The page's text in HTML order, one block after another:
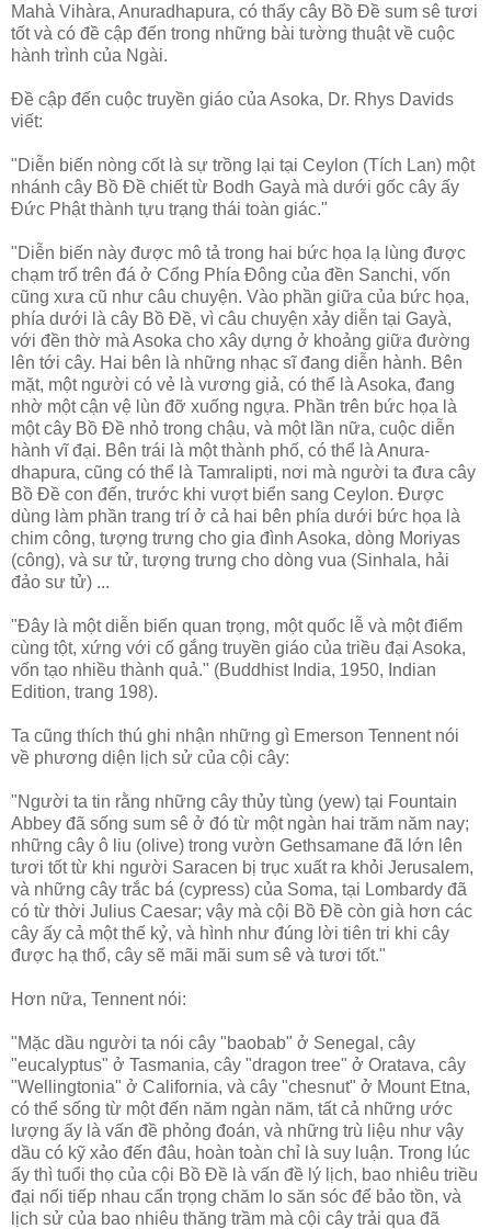
Mahà Vihàra, Anuradhapura, có thấy cây Bồ Ðề sum sê tươi
tốt và có đề cập đến trong những bài tường thuật về cuộc
hành trình của Ngài.
Ðề cập đến cuộc truyền giáo của Asoka, Dr. Rhys Davids
viết:
"Diễn biến nòng cốt là sự trồng lại tại Ceylon (Tích Lan) một
nhánh cây Bồ Ðề chiết từ Bodh Gayà mà dưới gốc cây ấy
Ðức Phật thành tựu trạng thái toàn giác."
"Diễn biến này được mô tả trong hai bức họa lạ lùng được
chạm trổ trên đá ở Cổng Phía Ðông của đền Sanchi, vốn
cũng xưa cũ như câu chuyện. Vào phần giữa của bức họa,
phía dưới là cây Bồ Ðề, vì câu chuyện xảy diễn tại Gayà,
với đền thờ mà Asoka cho xây dựng ở khoảng giữa đường
lên tới cây. Hai bên là những nhạc sĩ đang diễn hành. Bên
mặt, một người có vẻ là vương giả, có thể là Asoka, đang
nhờ một cận vệ lùn đỡ xuống ngựa. Phần trên bức họa là
một cây Bồ Ðề nhỏ trong chậu, và một lần nữa, cuộc diễn
hành vĩ đại. Bên trái là một thành phố, có thể là Anura-
dhapura, cũng có thể là Tamralipti, nơi mà người ta đưa cây
Bồ Ðề con đến, trước khi vượt biển sang Ceylon. Ðược
dùng làm phần trang trí ở cả hai bên phía dưới bức họa là
chim công, tượng trưng cho gia đình Asoka, dòng Moriyas
(công), và sư tử, tượng trưng cho dòng vua (Sinhala, hải
đảo sư tử) ...
"Ðây là một diễn biến quan trọng, một quốc lễ và một điểm
cùng tột, xứng với cố gắng truyền giáo của triều đại Asoka,
vốn tạo nhiều thành quả." (Buddhist India, 1950, Indian
Edition, trang 198).
Ta cũng thích thú ghi nhận những gì Emerson Tennent nói
về phương diện lịch sử của cội cây:
"Người ta tin rằng những cây thủy tùng (yew) tại Fountain
Abbey đã sống sum sê ở đó từ một ngàn hai trăm năm nay;
những cây ô liu (olive) trong vườn Gethsamane đã lớn lên
tươi tốt từ khi người Saracen bị trục xuất ra khỏi Jerusalem,
và những cây trắc bá (cypress) của Soma, tại Lombardy đã
có từ thời Julius Caesar; vậy mà cội Bồ Ðề còn già hơn các
cây ấy cả một thế kỷ, và hình như đúng lời tiên tri khi cây
được hạ thổ, cây sẽ mãi mãi sum sê và tươi tốt."
Hơn nữa, Tennent nói:
"Mặc dầu người ta nói cây "baobab" ở Senegal, cây
"eucalyptus" ở Tasmania, cây "dragon tree" ở Oratava, cây
"Wellingtonia" ở California, và cây "chesnut" ở Mount Etna,
có thể sống từ một đến năm ngàn năm, tất cả những ước
lượng ấy là vấn đề phỏng đoán, và những trù liệu như vậy
dầu có kỹ xảo đến đâu, hoàn toàn chỉ là suy luận. Trong lúc
ấy thì tuổi thọ của cội Bồ Ðề là vấn đề lý lịch, bao nhiêu triều
đại nối tiếp nhau cẩn trọng chăm lo săn sóc để bảo tồn, và
lịch sử của bao nhiêu thăng trầm mà cội cây trải qua đã